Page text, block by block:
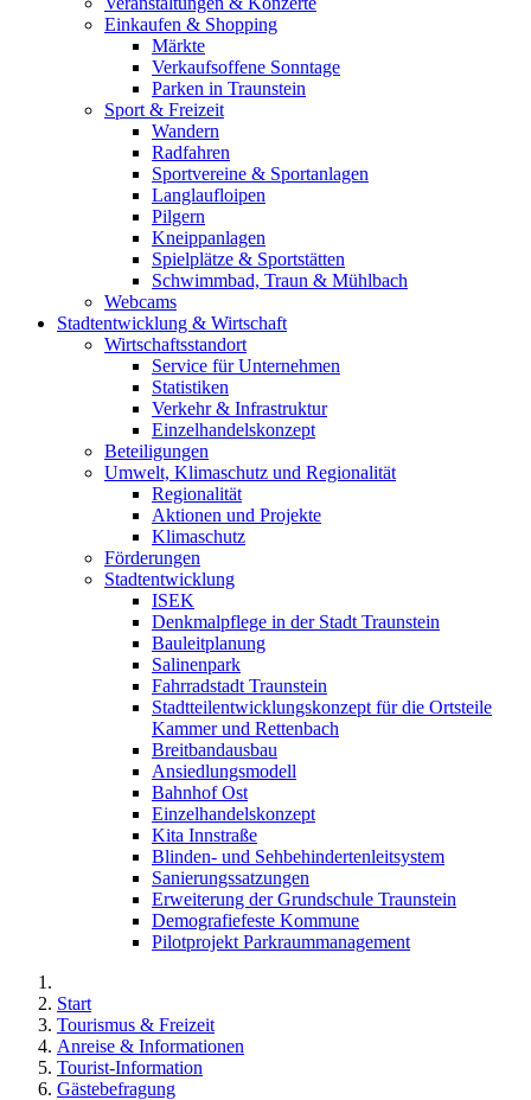
Einkaufen & Shopping
Märkte
Verkaufsoffene Sonntage
Parken in Traunstein
Sport & Freizeit
Wandern
Radfahren
Sportvereine & Sportanlagen
Langlaufloipen
Pilgern
Kneippanlagen
Spielplätze & Sportstätten
Schwimmbad, Traun & Mühlbach
Webcams
Stadtentwicklung & Wirtschaft
Wirtschaftsstandort
Service für Unternehmen
Statistiken
Verkehr & Infrastruktur
Einzelhandelskonzept
Beteiligungen
Umwelt, Klimaschutz und Regionalität
Regionalität
Aktionen und Projekte
Klimaschutz
Förderungen
Stadtentwicklung
ISEK
Denkmalpflege in der Stadt Traunstein
Bauleitplanung
Salinenpark
Fahrradstadt Traunstein
Stadtteilentwicklungskonzept für die Ortsteile
Kammer und Rettenbach
Breitbandausbau
Ansiedlungsmodell
Bahnhof Ost
Einzelhandelskonzept
Kita Innstraße
Blinden- und Sehbehindertenleitsystem
Sanierungssatzungen
Erweiterung der Grundschule Traunstein
Demografiefeste Kommune
Pilotprojekt Parkraummanagement
Start
Tourismus & Freizeit
Anreise & Informationen
Tourist-Information
Gästebefragung